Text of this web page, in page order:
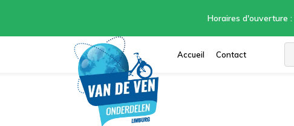
Accueil Contact
Horaires d'ouverture